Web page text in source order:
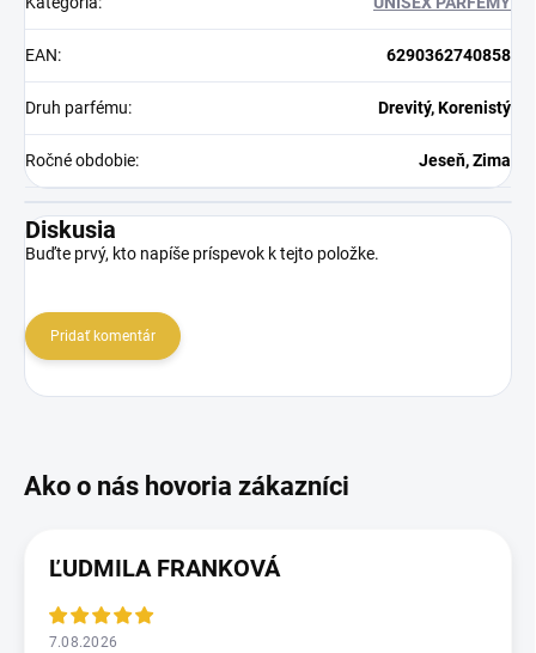
EAN: 6290362740858
Druh parfému: Drevitý, Korenistý
Ročné obdobie: Jeseň, Zima
Diskusia
Buďte prvý, kto napíše príspevok k tejto položke.
Pridať komentár
ĽUDMILA FRANKOVÁ
7.08.2026